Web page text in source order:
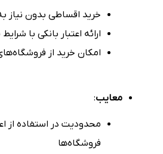
خرید اقساطی بدون
ارائه اعتبار بانکی با
امکان خرید از
معایب:
محدودیت در استفاده از
فروشگاه‌ها